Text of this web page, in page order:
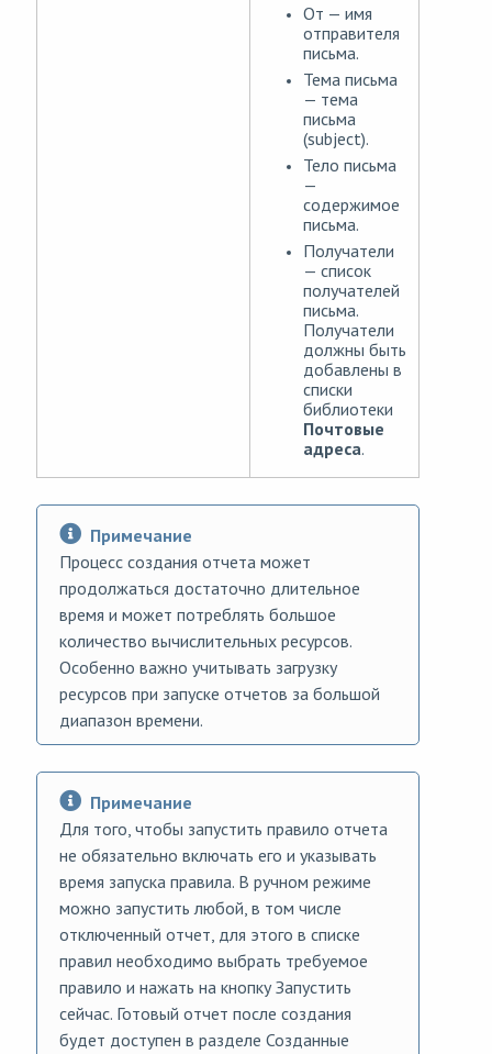
От — имя
отправителя
письма.
Тема письма
— тема
письма
(subject).
Тело письма
—
содержимое
письма.
Получатели
— список
получателей
письма.
Получатели
должны быть
добавлены в
списки
библиотеки
Почтовые
адреса.
Примечание
Процесс создания отчета может
продолжаться достаточно длительное
время и может потреблять большое
количество вычислительных ресурсов.
Особенно важно учитывать загрузку
ресурсов при запуске отчетов за большой
диапазон времени.
Примечание
Для того, чтобы запустить правило отчета
не обязательно включать его и указывать
время запуска правила. В ручном режиме
можно запустить любой, в том числе
отключенный отчет, для этого в списке
правил необходимо выбрать требуемое
правило и нажать на кнопку Запустить
сейчас. Готовый отчет после создания
будет доступен в разделе Созданные